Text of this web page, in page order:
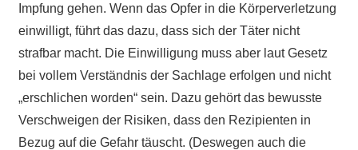
Impfung gehen. Wenn das Opfer in die Körperverletzung
einwilligt, führt das dazu, dass sich der Täter nicht
strafbar macht. Die Einwilligung muss aber laut Gesetz
bei vollem Verständnis der Sachlage erfolgen und nicht
„erschlichen worden“ sein. Dazu gehört das bewusste
Verschweigen der Risiken, dass den Rezipienten in
Bezug auf die Gefahr täuscht. (Deswegen auch die